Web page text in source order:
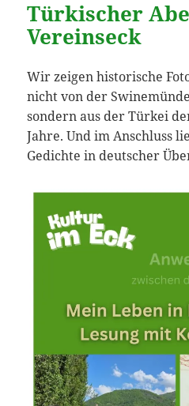
Türkischer
Vereinseck
Wir zeigen historische
nicht von der
sondern aus der Türkei
Jahre. Und im Anschluss
Gedichte in deutscher